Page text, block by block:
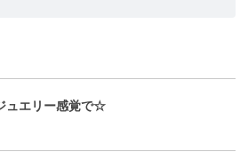
ュエリー感覚で☆